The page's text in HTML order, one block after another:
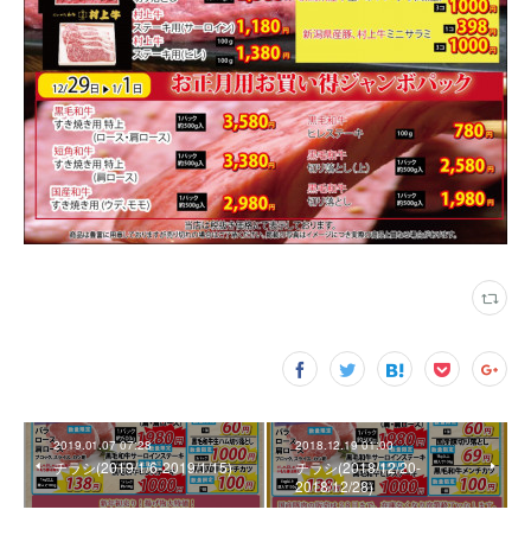
2019.01.07 07:28
チラシ(2019/1/6‐2019/1/15)
2018.12.19 01:00
チラシ(2018/12/20‐
2018/12/28)